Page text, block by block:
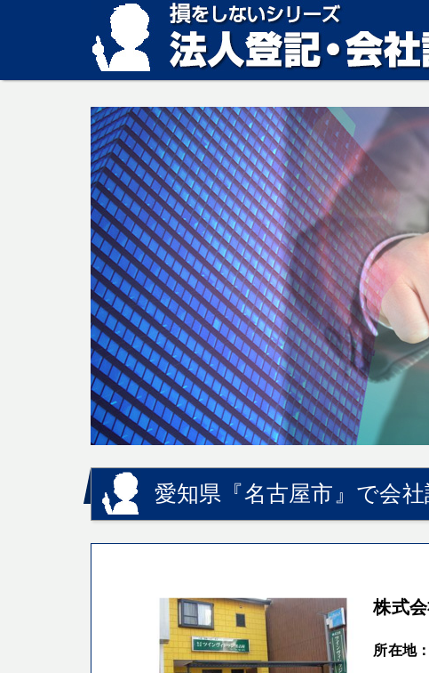
損をしない法人登記・会社設立の方法、見つかります。
愛知県『名古屋市』で会
株式
所在地